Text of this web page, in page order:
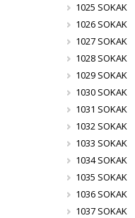
1025 SOKAK
1026 SOKAK
1027 SOKAK
1028 SOKAK
1029 SOKAK
1030 SOKAK
1031 SOKAK
1032 SOKAK
1033 SOKAK
1034 SOKAK
1035 SOKAK
1036 SOKAK
1037 SOKAK